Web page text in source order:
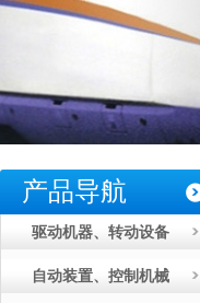
产品导航
驱动机器、转动设备
自动装置、控制机械